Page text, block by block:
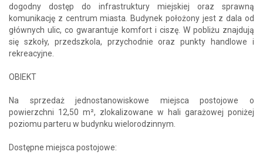
dogodny dostęp do infrastruktury miejskiej oraz sprawną
komunikację z centrum miasta. Budynek położony jest z dala od
głównych ulic, co gwarantuje komfort i ciszę. W pobliżu znajdują
się szkoły, przedszkola, przychodnie oraz punkty handlowe i
rekreacyjne.
OBIEKT
Na sprzedaż jednostanowiskowe miejsca postojowe o
powierzchni 12,50 m², zlokalizowane w hali garażowej poniżej
poziomu parteru w budynku wielorodzinnym.
Dostępne miejsca postojowe: